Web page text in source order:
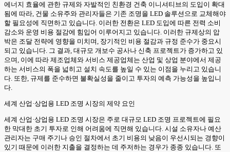
에너지 효율에 관한 규제와 자발적인 친환경 건축 이니셔티브의 도입이 확대
됨에 따라, 건물 소유주와 관리자들은 기존 조명을 LED 솔루션으로 교체해야
할 필요성에 직면하고 있습니다. 이러한 전환은 LED 도입에 따른 전력 소비
감소와 운영 비용 절감에 힘입어 이루어지고 있습니다. 이러한 규제상의 압
박은 조달 전략에 영향을 미치며, 장기적인 비용 절감과 규정 준수가 중요시
되고 있습니다. 그 결과, 대규모 개보수 공사나 신축 프로젝트가 증가하고 있
으며, 이에 따라 제조업체와 서비스 제공업체는 산업 및 상업 분야에서 제공
하는 서비스의 폭을 넓히고 설치 속도를 높일 수 있는 이점을 누리고 있습니
다. 또한, 규제를 준수하면 불확실성을 줄이고 투자의 예측 가능성을 높입니
다.
세계 산업·상업용 LED 조명 시장의 제약 요인
세계 산업·상업용 LED 조명 시장은 주로 대규모 LED 조명 프로젝트에 필요
한 막대한 초기 투자로 인해 어려움에 직면해 있습니다. 시설 소유자나 예산
관리자는 구매 주기나 승인 절차에서 초기 비용의 낮음이 우선시되는 경향이
있기 때문에 이러한 지출을 결정하는 데 주저하는 경우가 종종 있습니다. 또